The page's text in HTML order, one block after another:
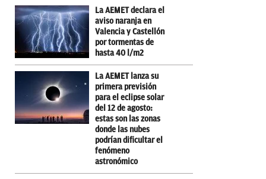
La AEMET declara el
aviso naranja en
Valencia y Castellón
por tormentas de
hasta 40 l/m2
La AEMET lanza su
primera previsión
para el eclipse solar
del 12 de agosto:
estas son las zonas
donde las nubes
podrían dificultar el
fenómeno
astronómico